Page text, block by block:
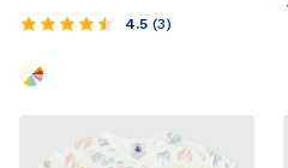
4.5 (3)